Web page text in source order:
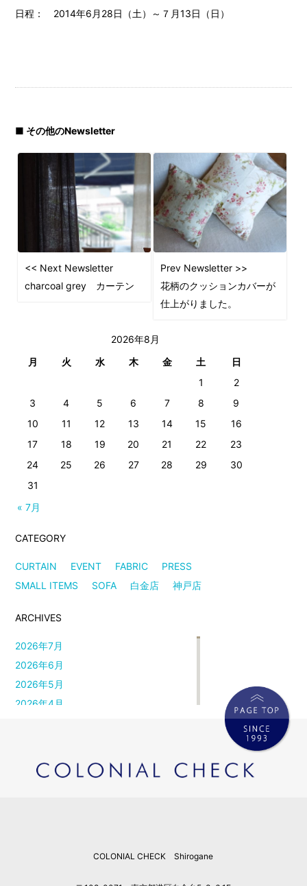
日程： 2014年6月28日（土）～７月13日（日）
■ その他のNewsletter
<< Next Newsletter
charcoal grey カーテン
Prev Newsletter >>
花柄のクッションカバーが
仕上がりました。
2026年8月
月
火 水 木 金 土 日
« 7月
1
2
3
4 5 6 7 8
9
10
11 12 13 14 15
16
17
18 19 20 21 22
23
24
25 26 27 28 29
30
31
CATEGORY
CURTAIN EVENT FABRIC
PRESS
SMALL ITEMS
SOFA 白金店 神戸店
ARCHIVES
2026年7月
2026年6月
2026年5月
2026年4月
2026年1月
2025年12月
COLONIAL CHECK Shirogane